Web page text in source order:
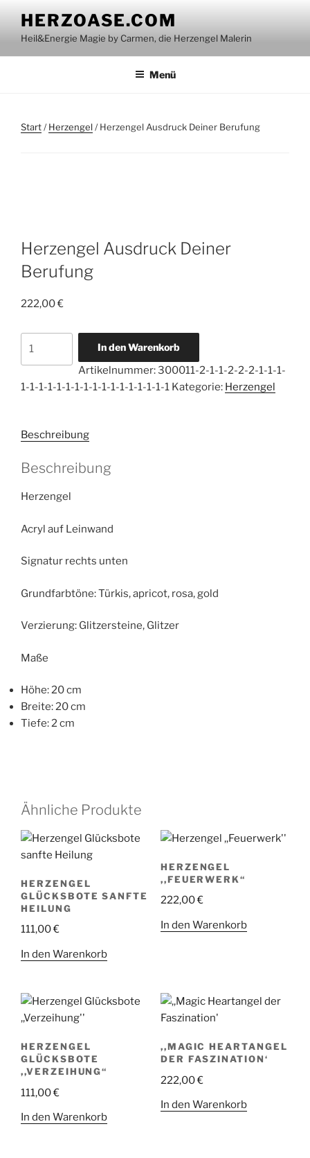
Inhalt
springen
HERZOASE.COM
Heil&Energie Magie by Carmen, die Herzengel Malerin
Menü
Start/Herzengel/ Herzengel Ausdruck Deiner Berufung
Herzengel Ausdruck Deiner
Berufung
222,00€
Berufung
In den Warenkorb
Artikelnummer:300011-2-1-1-2-2-2-1-1-1-
1-1-1-1-1-1-1-1-1-1-1-1-1-1-1-1-1 Kategorie: Herzengel
Beschreibung
Beschreibung
Herzengel
Acryl auf Leinwand
Signatur rechts unten
Grundfarbtöne: Türkis, apricot, rosa, gold
Verzierung: Glitzersteine, Glitzer
Maße
Höhe: 20 cm
Breite: 20 cm
Tiefe: 2 cm
Ähnliche Produkte
HERZENGEL
GLÜCKSBOTE SANFTE
HEILUNG
111,00€
In den Warenkorb
HERZENGEL
,,FEUERWERK“
222,00€
In den Warenkorb
HERZENGEL
GLÜCKSBOTE
,,VERZEIHUNG“
111,00€
In den Warenkorb
,,MAGIC HEARTANGEL
DER FASZINATION‘
222,00€
In den Warenkorb